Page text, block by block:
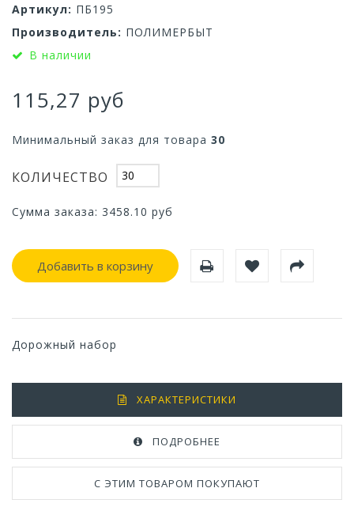
Артикул: ПБ195
Производитель: ПОЛИМЕРБЫТ
В наличии
115,27 руб
Минимальный заказ для товара 30
КОЛИЧЕСТВО
Сумма заказа: 3458.10 руб
Добавить в корзину
Дорожный набор
ХАРАКТЕРИСТИКИ
ПОДРОБНЕЕ
С ЭТИМ ТОВАРОМ ПОКУПАЮТ